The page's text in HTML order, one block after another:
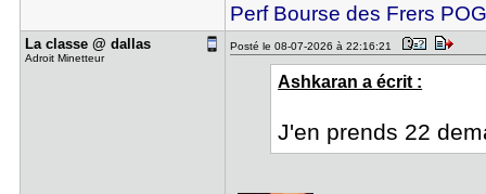
Perf Bourse des Frers
La classe ​@ dallas
Adroit Minetteur
Posté le 08-07-2026 à 22:16:21
Ashkaran a écrit :
J'en prends 22